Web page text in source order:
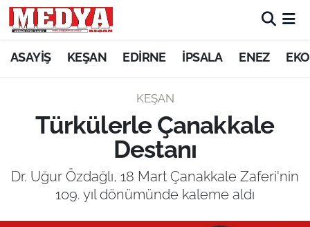
ASAYİŞ KEŞAN EDİRNE İPSALA ENEZ
KEŞAN
Türkülerle Çanakkale
Destanı
Dr. Uğur Özdağlı, 18 Mart Çanakkale Zaferi'nin
109. yıl dönümünde kaleme aldı
KEŞAN
ASAYİŞ
GÜNDEM